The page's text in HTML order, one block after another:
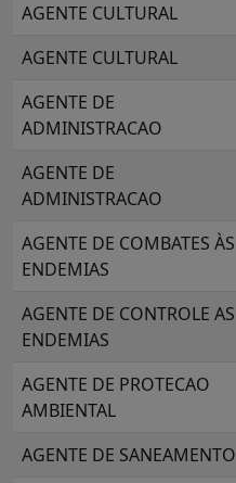
AGENTE CULTURAL
AGENTE CULTURAL
AGENTE DE
ADMINISTRACAO
AGENTE DE
ADMINISTRACAO
AGENTE DE COMBATES ÀS
ENDEMIAS
AGENTE DE CONTROLE AS
ENDEMIAS
AGENTE DE PROTECAO
AMBIENTAL
AGENTE DE SANEAMENTO